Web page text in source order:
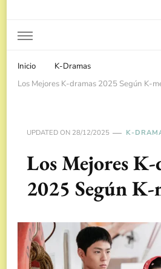
Inicio
K-Dramas
Los Mejores K-dramas 2025 Según K-
UPDATED ON 28/12/2025 K-
Los Mejores K-
2025 Según K-